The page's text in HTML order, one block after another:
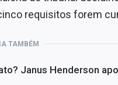
requisitos forem
TAMBÉM
Janus Henderson